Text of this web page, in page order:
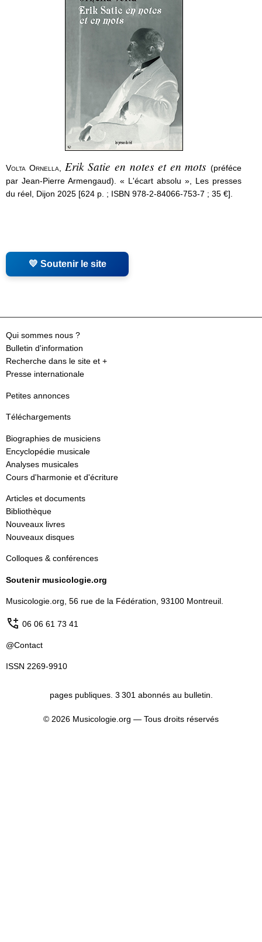
Volta Ornella Erik Satie en notes et en mots(préféce
par Jean-Pierre Armengaud). « L'écart absolu », Les presses
du réel, Dijon 2025 [624 p. ; ISBN 978-2-84066-753-7 ; 35 €].
💛 Soutenir le site
Qui sommes nous ?
Bulletin d'information
Recherche dans le site et +
Presse internationale
Petites annonces
Téléchargements
Biographies de musiciens
Encyclopédie musicale
Analyses musicales
Cours d'harmonie et d'écriture
Articles et documents
Bibliothèque
Nouveaux livres
Nouveaux disques
Colloques & conférences
Soutenir musicologie.org
Musicologie.org, 56 rue de la Fédération, 93100 Montreuil.
06 06 61 73 41
@Contact
ISSN 2269-9910
pages publiques. 3 301 abonnés au bulletin.
© 2026 Musicologie.org — Tous droits réservés